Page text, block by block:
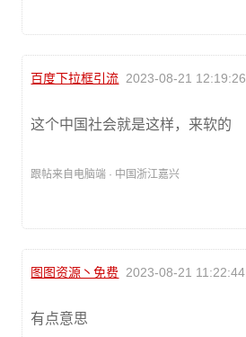
百度下拉框引流 2023-08-21 12:19:26
这个中国社会就是这样，来软的
跟帖来自电脑端 · 中国浙江嘉兴
图图资源丶免费 2023-08-21 11:22:44
有点意思